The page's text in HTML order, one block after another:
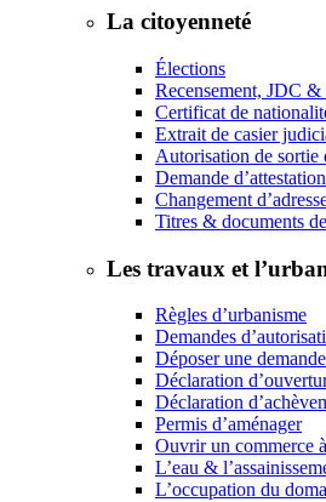
La citoyenneté
Élections
Recensement, JDC &
Certificat de
Extrait de casier
Autorisation de sortie
Demande
Changement
Titres & documents
Les travaux et
Règles d’urbanisme
Demandes
Déposer une
Déclaration
Déclaration
Permis d’aménager
Ouvrir un commerce
L’eau &
L’occupation du